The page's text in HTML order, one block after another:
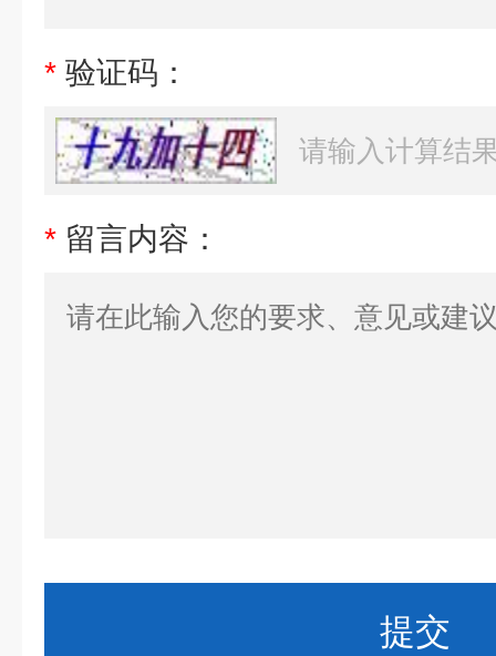
* 验证码：
* 留言内容：